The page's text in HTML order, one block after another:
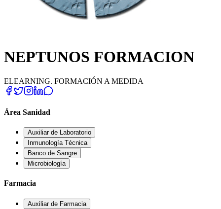
NEPTUNOS FORMACION
ELEARNING. FORMACIÓN A MEDIDA
Área Sanidad
Auxiliar de Laboratorio
Inmunología Técnica
Banco de Sangre
Microbiología
Farmacia
Auxiliar de Farmacia